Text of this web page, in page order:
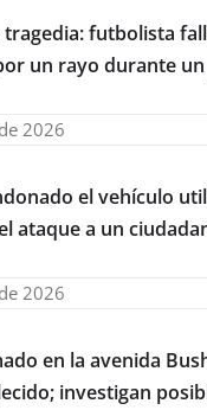
futbolista
un rayo durante
2026
el vehículo
ataque a un
2026
en la avenida
investigan